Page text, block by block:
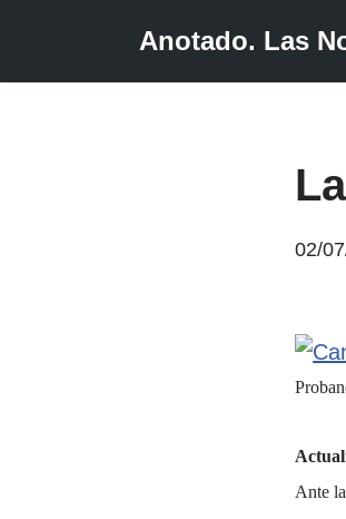
Anotado. Las
02/
Ante